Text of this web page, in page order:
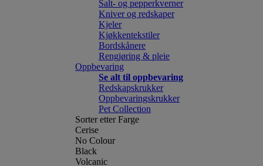
Salt- og pepperkverner
Kniver og redskaper
Kjeler
Kjøkkentekstiler
Bordskånere
Rengjøring & pleie
Oppbevaring
Se alt til oppbevaring
Redskapskrukker
Oppbevaringskrukker
Pet Collection
Sorter etter Farge
Cerise
No Colour
Black
Volcanic